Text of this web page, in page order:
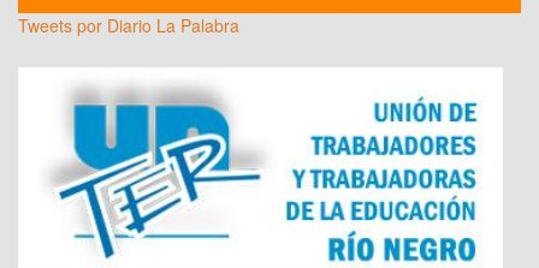
Tweets por Diario La Palabra